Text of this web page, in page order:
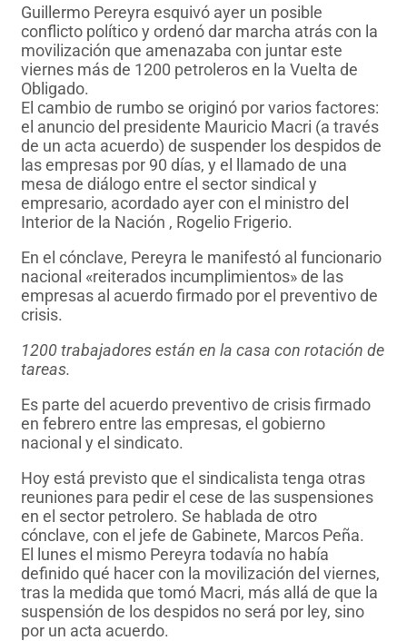
Guillermo Pereyra esquivó ayer un posible
conflicto político y ordenó dar marcha atrás con la
movilización que amenazaba con juntar este
viernes más de 1200 petroleros en la Vuelta de
Obligado.
El cambio de rumbo se originó por varios factores:
el anuncio del presidente Mauricio Macri (a través
de un acta acuerdo) de suspender los despidos de
las empresas por 90 días, y el llamado de una
mesa de diálogo entre el sector sindical y
empresario, acordado ayer con el ministro del
Interior de la Nación , Rogelio Frigerio.
En el cónclave, Pereyra le manifestó al funcionario
nacional «reiterados incumplimientos» de las
empresas al acuerdo firmado por el preventivo de
crisis.
1200 trabajadores están en la casa con rotación de
tareas.
Es parte del acuerdo preventivo de crisis firmado
en febrero entre las empresas, el gobierno
nacional y el sindicato.
Hoy está previsto que el sindicalista tenga otras
reuniones para pedir el cese de las suspensiones
en el sector petrolero. Se hablada de otro
cónclave, con el jefe de Gabinete, Marcos Peña.
El lunes el mismo Pereyra todavía no había
definido qué hacer con la movilización del viernes,
tras la medida que tomó Macri, más allá de que la
suspensión de los despidos no será por ley, sino
por un acta acuerdo.